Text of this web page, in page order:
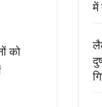
को
में